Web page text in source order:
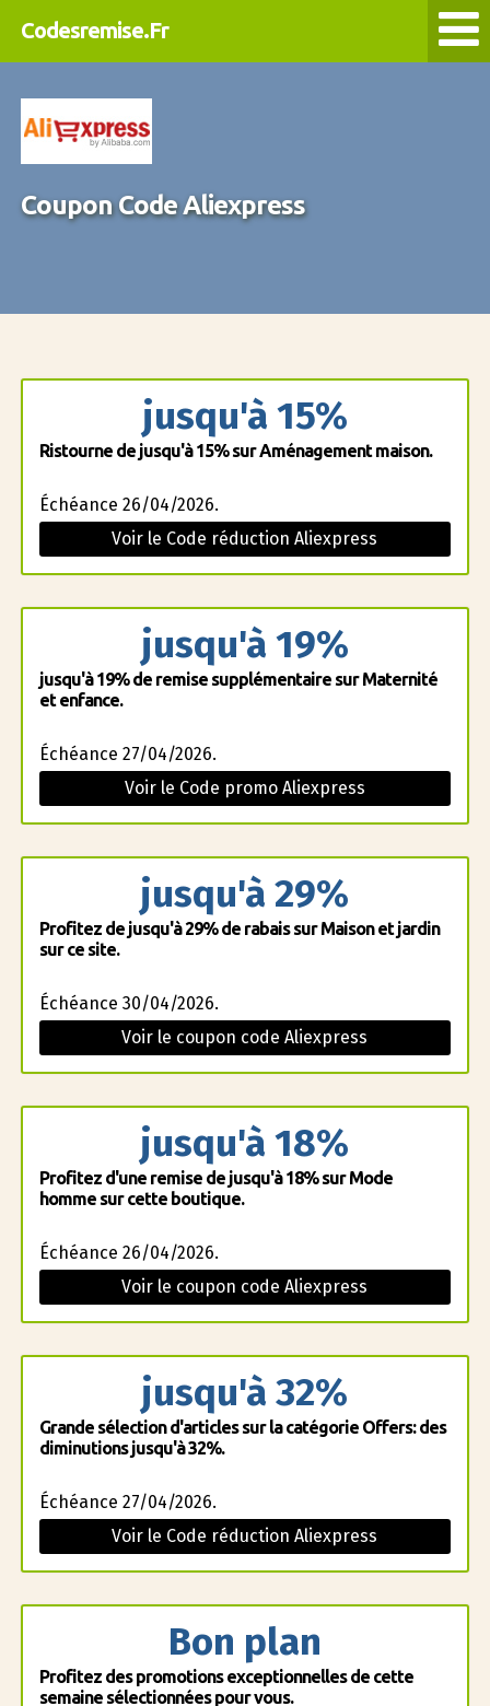
Codesremise.Fr
Coupon Code Aliexpress
jusqu'à 15%
Ristourne de jusqu'à 15% sur Aménagement maison.
Échéance 26/04/2026.
Voir le Code réduction Aliexpress
jusqu'à 19%
jusqu'à 19% de remise supplémentaire sur Maternité
et enfance.
Échéance 27/04/2026.
Voir le Code promo Aliexpress
jusqu'à 29%
Profitez de jusqu'à 29% de rabais sur Maison et jardin
sur ce site.
Échéance 30/04/2026.
Voir le coupon code Aliexpress
jusqu'à 18%
Profitez d'une remise de jusqu'à 18% sur Mode
homme sur cette boutique.
Échéance 26/04/2026.
Voir le coupon code Aliexpress
jusqu'à 32%
Grande sélection d'articles sur la catégorie Offers: des
diminutions jusqu'à 32%.
Échéance 27/04/2026.
Voir le Code réduction Aliexpress
Bon plan
Profitez des promotions exceptionnelles de cette
semaine sélectionnées pour vous.